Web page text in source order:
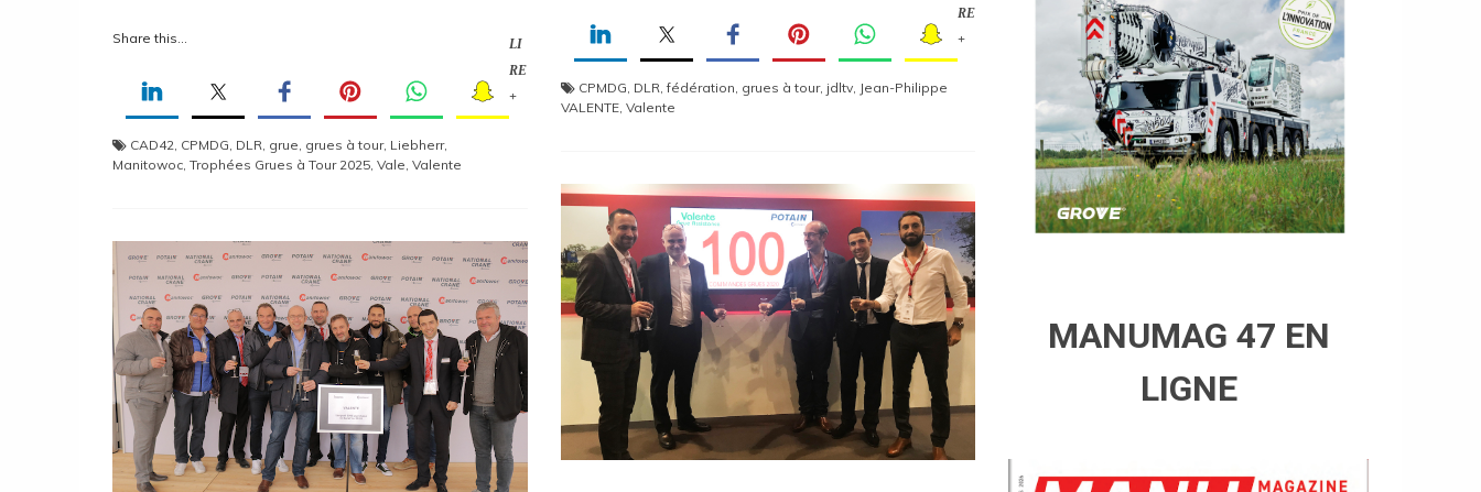
Share this...
LI
RE
+
CAD42, CPMDG, DLR, grue, grues à tour, Liebherr,
Manitowoc, Trophées Grues à Tour 2025, Vale, Valente
RE
+
CPMDG, DLR,fédération, grues à tour, jdltv, Jean-Philippe
VALENTE, Valente
MANUMAG 47 EN
LIGNE